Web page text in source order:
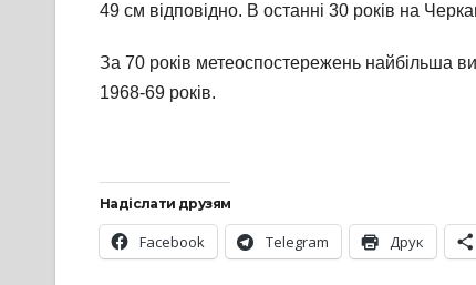
49 см відповідно. В останні 30 років на
За 70 років метеоспостережень найбільша
1968-69 років.
Надіслати друзям
Facebook Telegram Друк